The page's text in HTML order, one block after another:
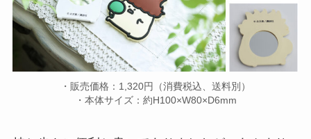
・販売価格：1,320円（消費税込、送料別）
・本体サイズ：約H100×W80×D6mm